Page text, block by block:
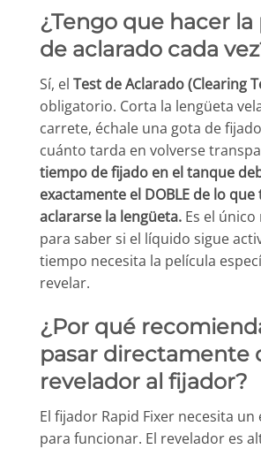
¿Tengo que hacer
de aclarado cada
Sí, el Test de Aclarado (Clearing
obligatorio. Corta la lengüeta
carrete, échale una gota de
cuánto tarda en volverse
tiempo de fijado en el tanque
exactamente el DOBLE de lo
aclararse la lengüeta. Es el
para saber si el líquido sigue
tiempo necesita la película
revelar.
¿Por qué
pasar directamente
revelador al fijador?
El fijador Rapid Fixer necesita
para funcionar. El revelador es